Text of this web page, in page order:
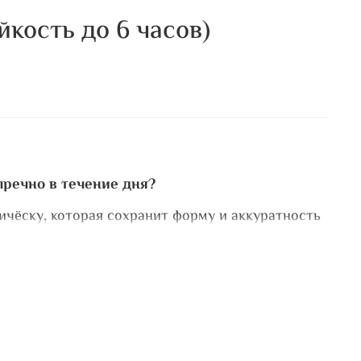
до 6 часов)
в течение дня?
которая сохранит форму и аккуратность
работы, встречи, прогулки или особого